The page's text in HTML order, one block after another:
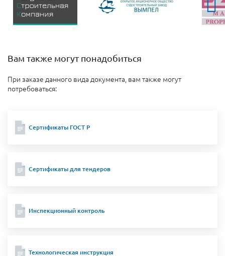
Вам также могут понадобиться
При заказе данного вида документа, вам также могут
потребоваться:
Сертификаты ГОСТ Р
Сертификаты для тендеров
Инспекционный контроль
Технологическая инструкция